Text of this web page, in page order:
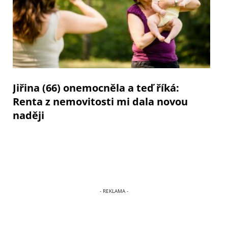
Jiřina (66) onemocněla a teď říká:
Renta z nemovitosti mi dala novou
naději